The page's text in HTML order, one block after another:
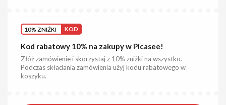
10% ZNIŻKI KOD
Kod rabatowy 10% na zakupy w Picasee!
Złóż zamówienie i skorzystaj z 10% zniżki na wszystko.
Podczas składania zamówienia użyj kodu rabatowego w
koszyku.